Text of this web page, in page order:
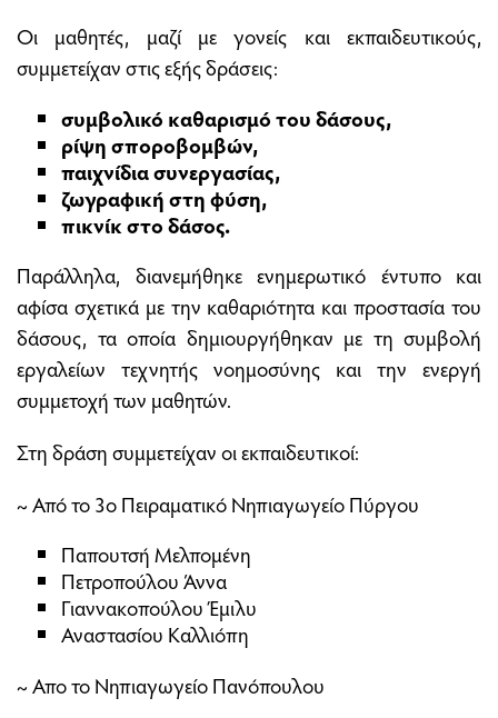
Οι μαθητές, μαζί με γονείς και εκπαιδευτικούς,
συμμετείχαν στις εξής δράσεις:
συμβολικό καθαρισμό του δάσους,
ρίψη σποροβομβών,
παιχνίδια συνεργασίας,
ζωγραφική στη φύση,
πικνίκ στο δάσος.
Παράλληλα, διανεμήθηκε ενημερωτικό έντυπο και
αφίσα σχετικά με την καθαριότητα και προστασία του
δάσους, τα οποία δημιουργήθηκαν με τη συμβολή
εργαλείων τεχνητής νοημοσύνης και την ενεργή
συμμετοχή των μαθητών.
Στη δράση συμμετείχαν οι εκπαιδευτικοί:
~ Από το 3ο Πειραματικό Νηπιαγωγείο Πύργου
Παπουτσή Μελπομένη
Πετροπούλου Άννα
Γιαννακοπούλου Έμιλυ
Αναστασίου Καλλιόπη
~ Απο το Νηπιαγωγείο Πανόπουλου